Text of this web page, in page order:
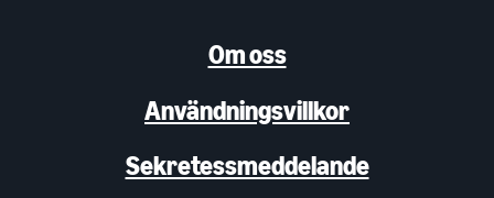
Om oss
Användningsvillkor
Sekretessmeddelande